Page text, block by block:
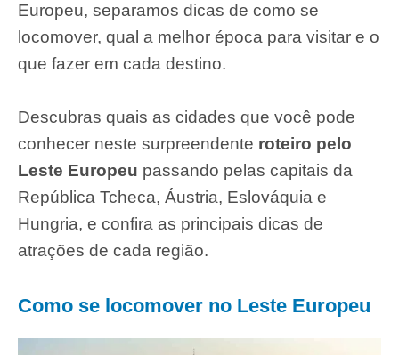
Europeu, separamos dicas de como se
locomover, qual a melhor época para visitar e o
que fazer em cada destino.
Descubras quais as cidades que você pode
conhecer neste surpreendente roteiro pelo
Leste Europeu passando pelas capitais da
República Tcheca, Áustria, Eslováquia e
Hungria, e confira as principais dicas de
atrações de cada região.
Como se locomover no Leste Europeu